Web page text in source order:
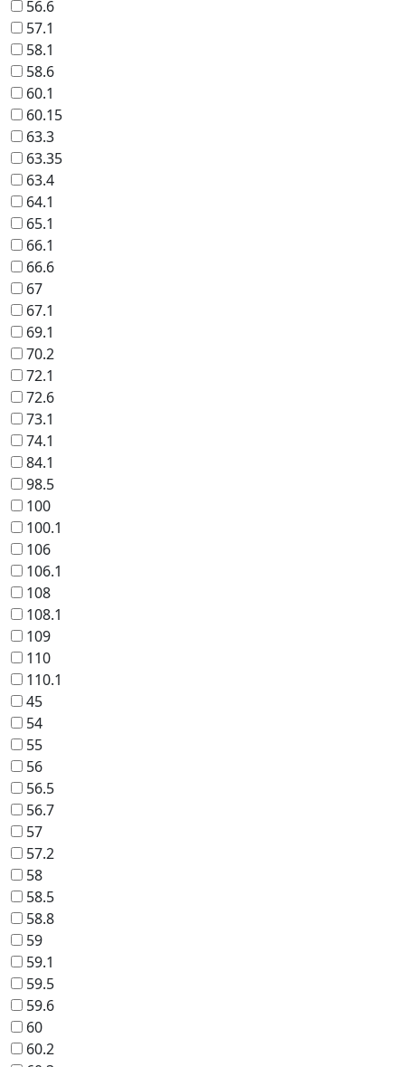
56.6
57.1
58.1
58.6
60.1
60.15
63.3
63.35
63.4
64.1
65.1
66.1
66.6
67
67.1
69.1
70.2
72.1
72.6
73.1
74.1
84.1
98.5
100
100.1
106
106.1
108
108.1
109
110
110.1
45
54
55
56
56.5
56.7
57
57.2
58
58.5
58.8
59
59.1
59.5
59.6
60
60.2